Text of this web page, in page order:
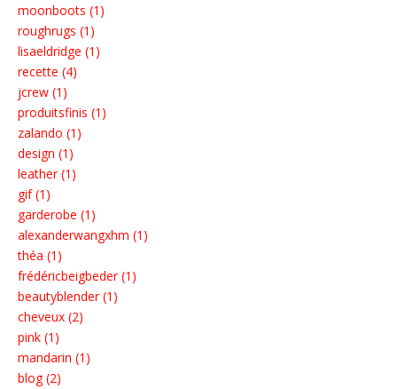
moonboots (1)
roughrugs (1)
lisaeldridge (1)
recette (4)
jcrew (1)
produitsfinis (1)
zalando (1)
design (1)
leather (1)
gif (1)
garderobe (1)
alexanderwangxhm (1)
théa (1)
frédéricbeigbeder (1)
beautyblender (1)
cheveux (2)
pink (1)
mandarin (1)
blog (2)